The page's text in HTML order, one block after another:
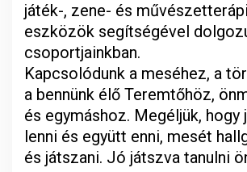
játék-, zene- és
eszközök segítségével
csoportjainkban.
Kapcsolódunk a meséhez, a
a bennünk élő Teremtőhöz,
és egymáshoz. Megéljük, hogy
lenni és együtt enni, mesét
és játszani. Jó játszva tanulni